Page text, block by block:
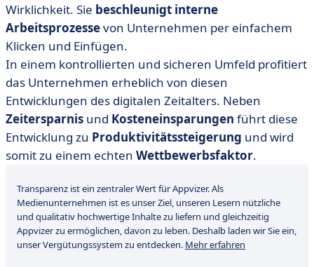
Wirklichkeit. Sie beschleunigt interne
Arbeitsprozessevon Unternehmen per einfachem
Klicken und Einfügen.
In einem kontrollierten und sicheren Umfeld profitiert
das Unternehmen erheblich von diesen
Entwicklungen des digitalen Zeitalters. Neben
Zeitersparnis und Kosteneinsparungen führt diese
Entwicklung zu Produktivitätssteigerung und wird
somit zu einem echten Wettbewerbsfaktor.
Transparenz ist ein zentraler Wert für Appvizer. Als
Medienunternehmen ist es unser Ziel, unseren Lesern nützliche
und qualitativ hochwertige Inhalte zu liefern und gleichzeitig
Appvizer zu ermöglichen, davon zu leben. Deshalb laden wir Sie ein,
unser Vergütungssystem zu entdecken. Mehr erfahren